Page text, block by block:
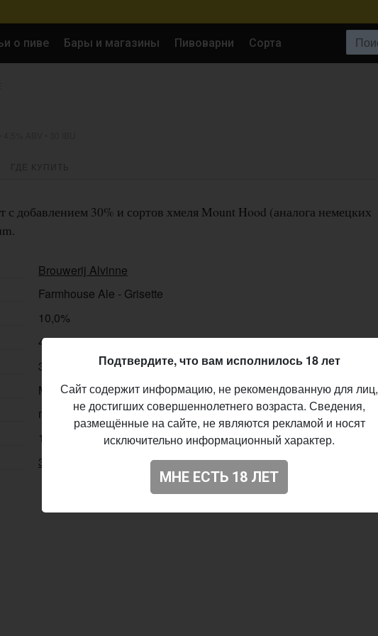
о пиве Бары и магазины Пивоварни Сорта
с добавлением 30% и сортов хмеля Mount Hood (аналога немецких
Brouwerij Alvinne
Farmhouse Ale - Grisette
10,0%
4,5%
30 IBU
Mount Hood, Magnum
постоянный выпуск
18.12.2016
3.233
Подтвердите, что вам исполнилось 18 лет
Сайт содержит информацию, не рекомендованную для лиц,
не достигших совершеннолетнего возраста. Сведения,
размещённые на сайте, не являются рекламой и носят
исключительно информационный характер.
МНЕ ЕСТЬ 18 ЛЕТ